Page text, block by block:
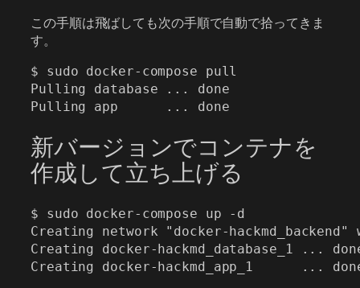
この手順は飛ばしても次の手順で自動で拾ってきま
す。
$ sudo docker-compose pull
Pulling database ... done
Pulling app      ... done
新バージョンでコンテナを
作成して立ち上げる
$ sudo docker-compose up -d
Creating network "docker-
Creating docker-hackmd_database_1 ...
Creating docker-hackmd_app_1      ...